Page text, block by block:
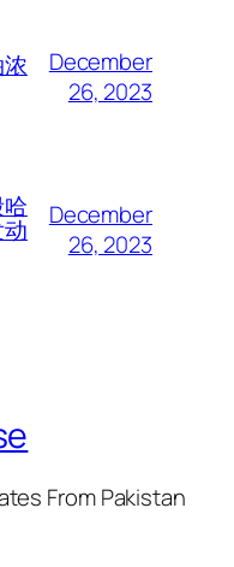
December
26, 2023
December
26, 2023
From Pakistan